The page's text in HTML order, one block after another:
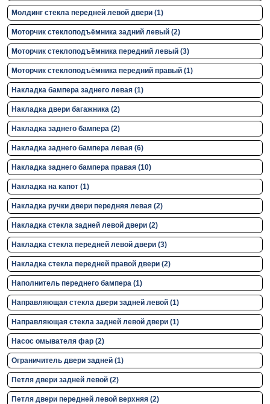
Молдинг стекла передней левой двери (1)
Моторчик стеклоподъёмника задний левый (2)
Моторчик стеклоподъёмника передний левый (3)
Моторчик стеклоподъёмника передний правый (1)
Накладка бампера заднего левая (1)
Накладка двери багажника (2)
Накладка заднего бампера (2)
Накладка заднего бампера левая (6)
Накладка заднего бампера правая (10)
Накладка на капот (1)
Накладка ручки двери передняя левая (2)
Накладка стекла задней левой двери (2)
Накладка стекла передней левой двери (3)
Накладка стекла передней правой двери (2)
Наполнитель переднего бампера (1)
Направляющая стекла двери задней левой (1)
Направляющая стекла задней левой двери (1)
Насос омывателя фар (2)
Ограничитель двери задней (1)
Петля двери задней левой (2)
Петля двери передней левой верхняя (2)